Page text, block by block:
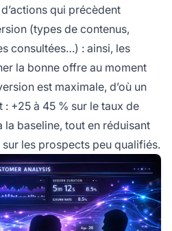
qui précèdent
(types de contenus,
consultées…) : ainsi, les
la bonne offre au moment
est maximale, d’où un
: +25 à 45 % sur le taux de
baseline, tout en réduisant
les prospects peu qualifiés.